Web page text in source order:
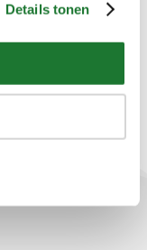
Details tonen